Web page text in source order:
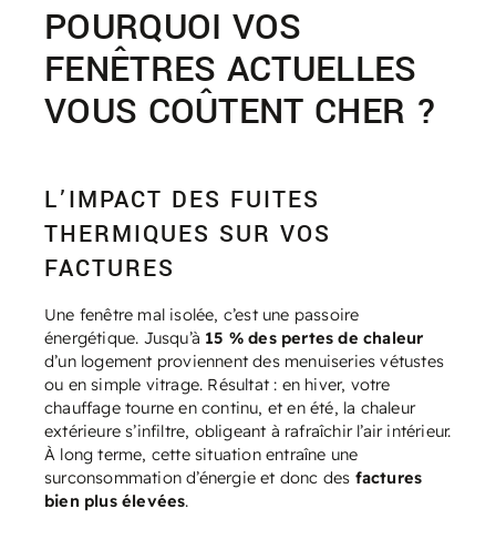
POURQUOI VOS
FENÊTRES ACTUELLES
VOUS COÛTENT CHER ?
L’IMPACT DES FUITES
THERMIQUES SUR VOS
FACTURES
Une fenêtre mal isolée, c’est une passoire
énergétique. Jusqu’à 15 % des pertes de chaleur
d’un logement proviennent des menuiseries vétustes
ou en simple vitrage. Résultat : en hiver, votre
chauffage tourne en continu, et en été, la chaleur
extérieure s’infiltre, obligeant à rafraîchir l’air intérieur.
À long terme, cette situation entraîne une
surconsommation d’énergie et donc des factures
bien plus élevées.